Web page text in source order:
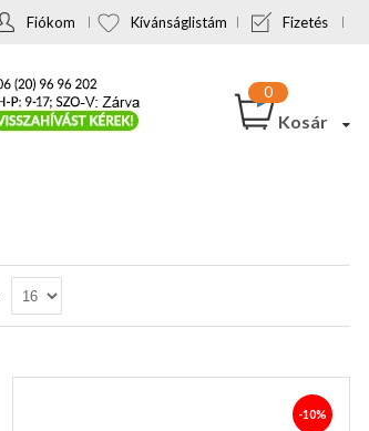
Fiókom Kívánságlistám Fizetés
Kosár
-10%